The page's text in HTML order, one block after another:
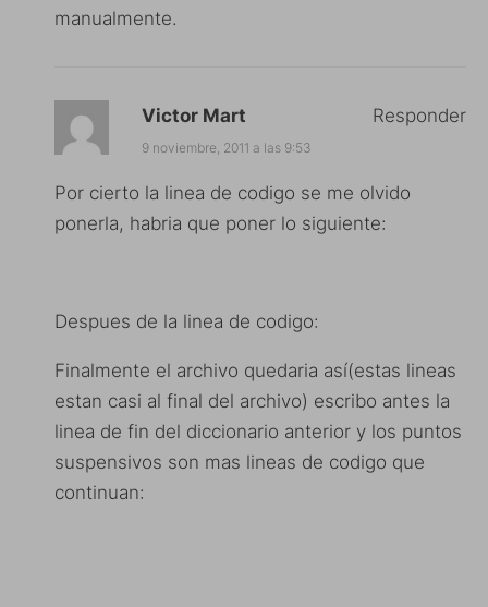
manualmente.
Victor Mart
9 noviembre, 2011 a las 9:53
Por cierto la linea de codigo se me olvido
ponerla, habria que poner lo siguiente:
Despues de la linea de codigo:
Finalmente el archivo quedaria así(estas lineas
estan casi al final del archivo) escribo antes la
linea de fin del diccionario anterior y los puntos
suspensivos son mas lineas de codigo que
continuan:
Responder